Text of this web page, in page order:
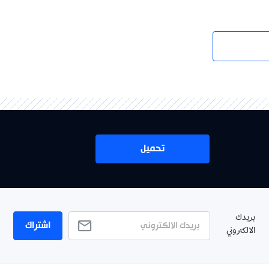
تحميل
بريدك
الالكتروني
اشتراك